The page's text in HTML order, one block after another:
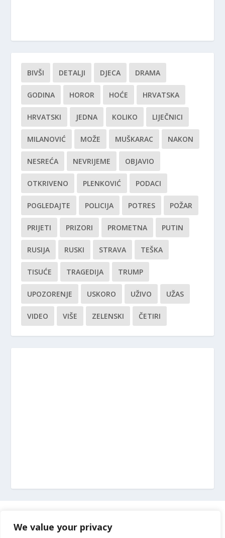
We value your privacy
BIVŠI DETALJI DJECA DRAMA
GODINA HOROR HOĆE HRVATSKA
HRVATSKI JEDNA KOLIKO LIJEČNICI
MILANOVIĆ MOŽE MUŠKARAC NAKON
NESREĆA NEVRIJEME OBJAVIO
OTKRIVENO PLENKOVIĆ PODACI
POGLEDAJTE POLICIJA POTRES POŽAR
PRIJETI PRIZORI PROMETNA PUTIN
RUSIJA RUSKI STRAVA TEŠKA
TISUĆE TRAGEDIJA TRUMP
UPOZORENJE USKORO UŽIVO UŽAS
VIDEO VIŠE ZELENSKI ČETIRI